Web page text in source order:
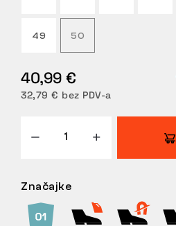
POVRATI
49 50
40,99 €
32,79 € bez PDV-a
Značajke